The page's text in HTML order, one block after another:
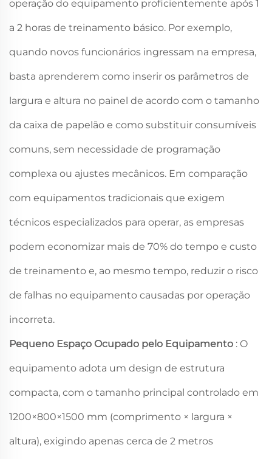
operação do equipamento proficientemente após 1
a 2 horas de treinamento básico. Por exemplo,
quando novos funcionários ingressam na empresa,
basta aprenderem como inserir os parâmetros de
largura e altura no painel de acordo com o tamanho
da caixa de papelão e como substituir consumíveis
comuns, sem necessidade de programação
complexa ou ajustes mecânicos. Em comparação
com equipamentos tradicionais que exigem
técnicos especializados para operar, as empresas
podem economizar mais de 70% do tempo e custo
de treinamento e, ao mesmo tempo, reduzir o risco
de falhas no equipamento causadas por operação
incorreta.
Pequeno Espaço Ocupado pelo Equipamento : O
equipamento adota um design de estrutura
compacta, com o tamanho principal controlado em
1200×800×1500 mm (comprimento × largura ×
altura), exigindo apenas cerca de 2 metros